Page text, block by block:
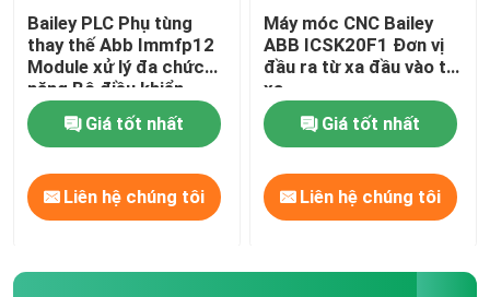
PLC Hima
Mô-đun Siemens
Mô-đun BR
Bailey PLC Phụ tùng
thay thế Abb Immfp12
Module xử lý đa chức
năng Bộ điều khiển
mạnh mẽ
Giá tốt nhất
Liên hệ chúng tôi
Máy móc CNC Bailey
ABB ICSK20F1 Đơn vị
đầu ra từ xa đầu vào từ
xa
Giá tốt nhất
Liên hệ chúng tôi